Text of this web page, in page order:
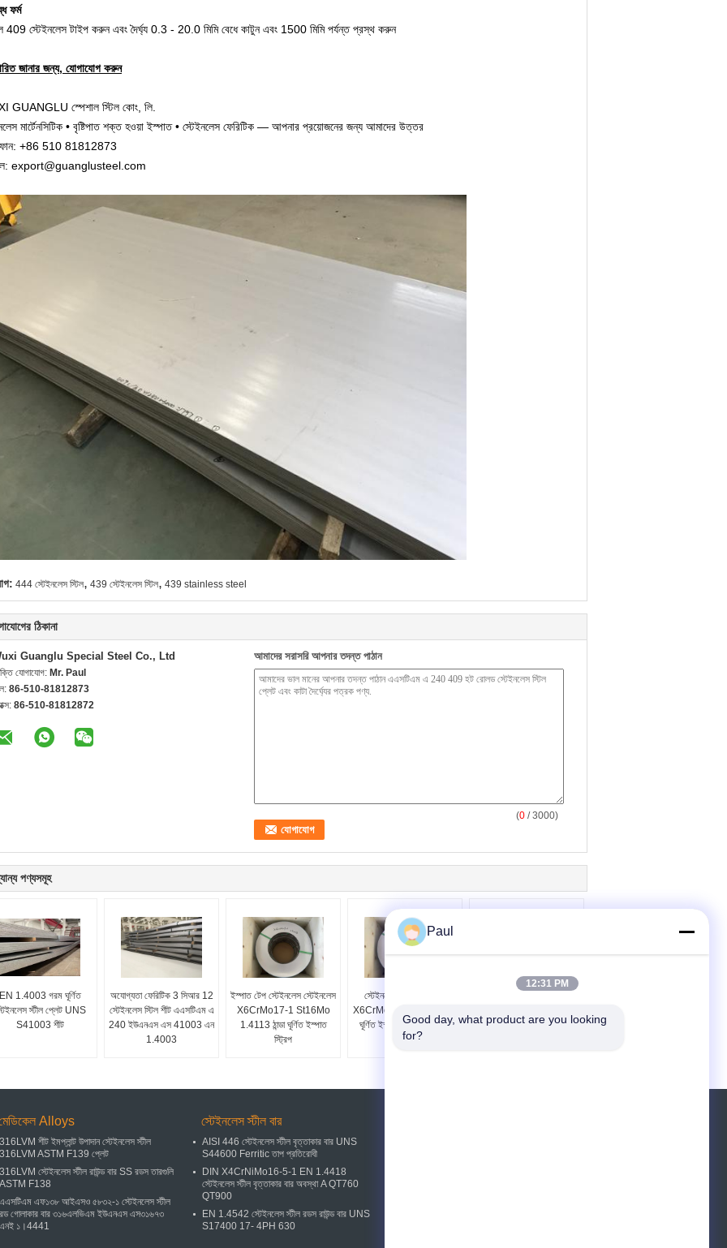
ফর্ম
409 স্টেইনলেস টাইপ করুন এবং দৈর্ঘ্য 0.3 - 20.0 মিমি বেধে কাটুন এবং 1500 মিমি পর্যন্ত প্রস্থ করুন
জানার জন্য, যোগাযোগ করুন
GUANGLU স্পেশাল স্টিল কোং, লি.
মার্টেনসিটিক • বৃষ্টিপাত শক্ত হওয়া ইস্পাত • স্টেইনলেস ফেরিটিক — আপনার প্রয়োজনের জন্য আমাদের উত্তর
+86 510 81812873
export@guanglusteel.com
444 স্টেইনলেস স্টিল, 439 স্টেইনলেস স্টিল, 439 stainless steel
ঠিকানা
Guanglu Special Steel Co., Ltd
যোগাযোগ: Mr. Paul
86-510-81812873
86-510-81812872
আমাদের সরাসরি আপনার তদন্ত পাঠান
(0 / 3000)
পণ্যসমূহ
1.4003 গরম ঘূর্ণিত
স্টীল প্লেট UNS
S41003 শীট
অযোগ্যতা ফেরিটিক 3 সিআর 12
স্টেইনলেস স্টিল শীট এএসটিএম এ
240 ইউএনএস এস 41003 এন
1.4003
ইস্পাত টেপ স্টেইনলেস স্টেইনলেস
X6CrMo17-1 St16Mo
1.4113 ঠান্ডা ঘূর্ণিত ইস্পাত
স্ট্রিপ
স্টেইনলেস স্টীল Ferritic
X6CrMo17-1 1.4113 ঠান্ডা
ঘূর্ণিত ইস্পাত ব্যান্ড স্ট্রিপ টেপ
স্টেইনলেস স্টীল স্ট্রিপ 1.4113
Alloys
316LVM শীট ইমপ্লান্ট উপাদান স্টেইনলেস স্টীল
316LVM ASTM F139 প্লেট
316LVM স্টেইনলেস স্টীল রাউন্ড বার SS রডস তারগুলি
ASTM F138
এএসটিএম এফ১৩৮ আইএসও ৫৮৩২-১ স্টেইনলেস স্টীল
রড গোলাকার বার ৩১৬এলভিএম ইউএনএস এস৩১৬৭৩
এনই ১।4441
স্টেইনলেস স্টীল বার
AISI 446 স্টেইনলেস স্টীল বৃত্তাকার বার UNS
S44600 Ferritic তাপ প্রতিরোধী
DIN X4CrNiMo16-5-1 EN 1.4418
স্টেইনলেস স্টীল বৃত্তাকার বার অবস্থা A QT760
QT900
EN 1.4542 স্টেইনলেস স্টীল রডস রাউন্ড বার UNS
S17400 17- 4PH 630
Paul
12:31 PM
Good day, what product are you looking
for?